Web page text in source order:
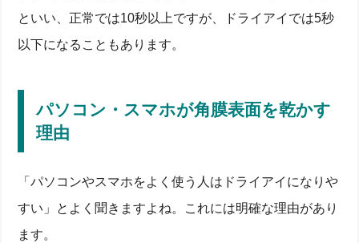
といい、正常では10秒以上ですが、ドライアイでは5秒
以下になることもあります。
パソコン・スマホが角膜表面を乾かす
理由
「パソコンやスマホをよく使う人はドライアイになりや
すい」とよく聞きますよね。これには明確な理由があり
ます。